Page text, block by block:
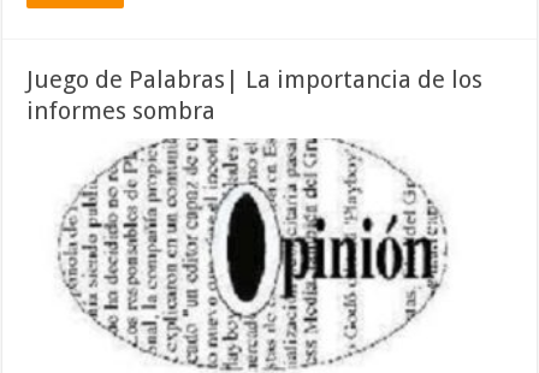
Juego de Palabras| La importancia de los
informes sombra